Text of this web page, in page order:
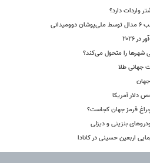
واردات دارد؟
۲۰۲۶
شهرها را متحول می‌کند؟
قرمز جهان کجاست؟
بنزینی و دیزلی
اربعین حسینی در کانادا